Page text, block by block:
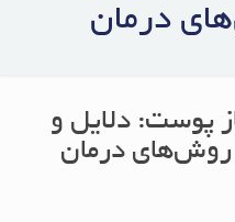
درمان
پوست: دلایل و
روش‌های درمان